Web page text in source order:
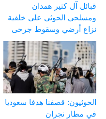
قبائل آل كثير همدان
ومسلحي الحوثي على خلفية
نزاع أرضي وسقوط جرحى
الحوثيون: قصفنا هدفا سعوديا
في مطار نجران